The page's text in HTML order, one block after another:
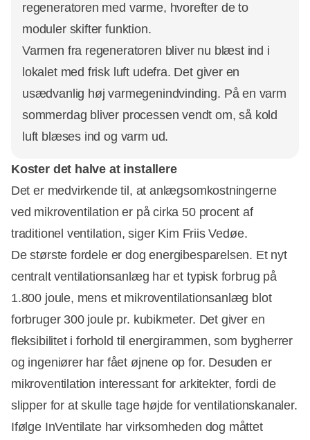
regeneratoren med varme, hvorefter de to
moduler skifter funktion.
Varmen fra regeneratoren bliver nu blæst ind i
lokalet med frisk luft udefra. Det giver en
usædvanlig høj varmegenindvinding. På en varm
sommerdag bliver processen vendt om, så kold
luft blæses ind og varm ud.
Koster det halve at installere
Det er medvirkende til, at anlægsomkostningerne
ved mikroventilation er på cirka 50 procent af
traditionel ventilation, siger Kim Friis Vedøe.
De største fordele er dog energibesparelsen. Et nyt
centralt ventilationsanlæg har et typisk forbrug på
1.800 joule, mens et mikroventilationsanlæg blot
forbruger 300 joule pr. kubikmeter. Det giver en
fleksibilitet i forhold til energirammen, som bygherrer
og ingeniører har fået øjnene op for. Desuden er
mikroventilation interessant for arkitekter, fordi de
slipper for at skulle tage højde for ventilationskanaler.
Ifølge InVentilate har virksomheden dog måttet